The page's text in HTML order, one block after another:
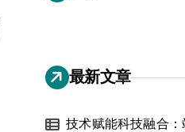
最新文章
技术赋能科技融合